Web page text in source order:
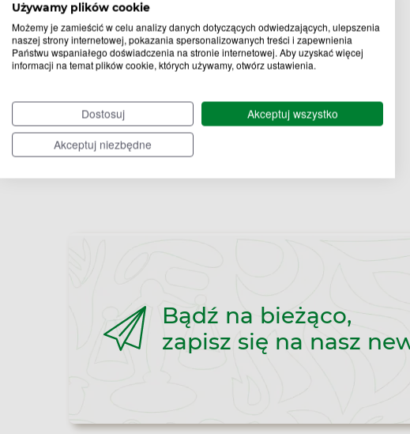
Używamy plików cookie
Możemy je zamieścić w celu analizy danych dotyczących odwiedzających, ulepszenia
naszej strony internetowej, pokazania spersonalizowanych treści i zapewnienia
Państwu wspaniałego doświadczenia na stronie internetowej. Aby uzyskać więcej
informacji na temat plików cookie, których używamy, otwórz ustawienia.
Dostosuj
Akceptuj wszystko
Akceptuj niezbędne
Bądź na bieżąco,
zapisz się na nasz